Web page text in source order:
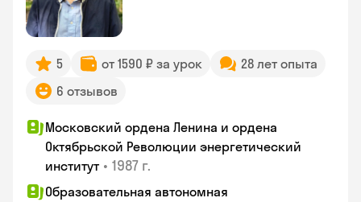
5 от 1590 ₽ за урок
28 лет опыта
6 отзывов
Московский ордена Ленина и ордена
Октябрьской Революции энергетический
институт • 1987 г.
Образовательная автономная